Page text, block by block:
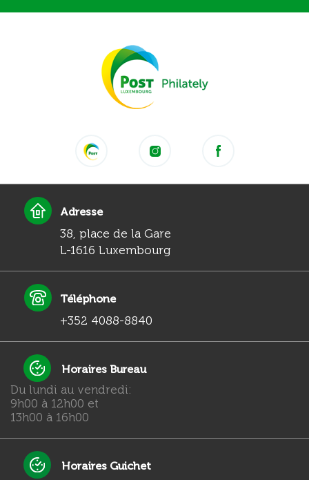
Adresse
38, place de la Gare
L-1616 Luxembourg
Téléphone
+352 4088-8840
Horaires Bureau
Du lundi au vendredi:
9h00 à 12h00 et
13h00 à 16h00
Horaires Guichet